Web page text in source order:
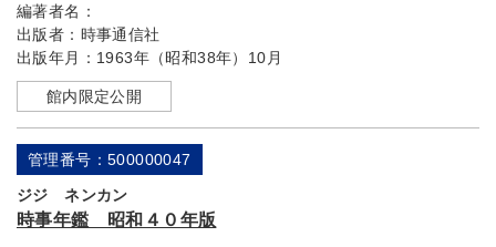
編著者名：
出版者： 時事通信社
出版年月： 1963年（昭和38年）10月
館内限定公開
管理番号：500000047
ジジ ネンカン
時事年鑑 昭和４０年版